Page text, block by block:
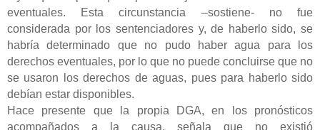
eventuales. Esta circunstancia –sostiene- no fue
considerada por los sentenciadores y, de haberlo sido, se
habría determinado que no pudo haber agua para los
derechos eventuales, por lo que no puede concluirse que no
se usaron los derechos de aguas, pues para haberlo sido
debían estar disponibles.
Hace presente que la propia DGA, en los pronósticos
acompañados a la causa, señala que no existió